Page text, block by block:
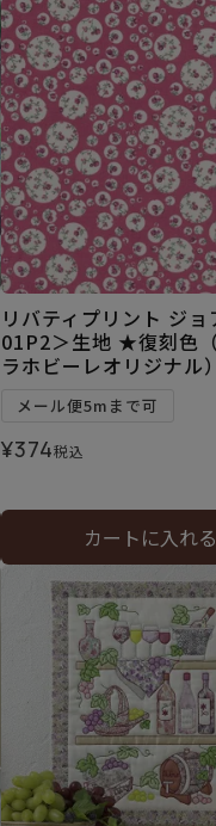
リバティプリント ジョ
01P2＞生地 ★復刻色
ラホビーレオリジナル
メール便5mまで可
¥374税込
カートに入れる